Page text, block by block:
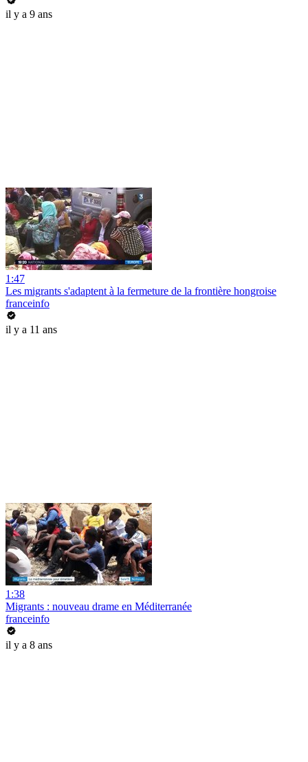
il y a 9 ans
1:47
Les migrants s'adaptent à la fermeture de la frontière hongroise
franceinfo
il y a 11 ans
1:38
Migrants : nouveau drame en Méditerranée
franceinfo
il y a 8 ans